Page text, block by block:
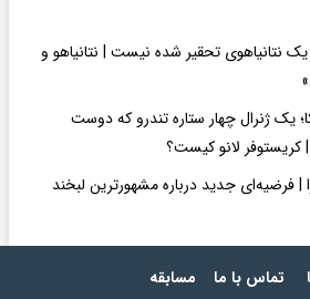
نتانیاهوی تحقیر شده نیست | نتانیاهو و
یک ژنرال چهار ستاره تندرو که دوست
لانو کیست؟
| فرضیه‌ای جدید درباره مشهورترین لبخند
تماس با ما مسابقه